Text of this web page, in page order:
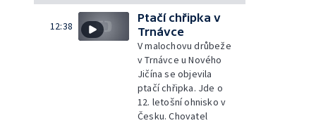
12:38
Ptačí chřipka v
Trnávce
V malochovu drůbeže
v Trnávce u Nového
Jičína se objevila
ptačí chřipka. Jde o
12. letošní ohnisko v
Česku. Chovatel